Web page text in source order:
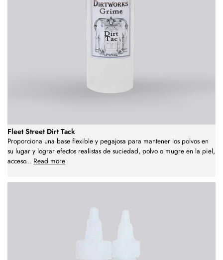
Fleet Street Dirt Tack
Proporciona una base flexible y pegajosa para mantener los polvos en
su lugar y lograr efectos realistas de suciedad, polvo o mugre en la piel,
acceso... Read more